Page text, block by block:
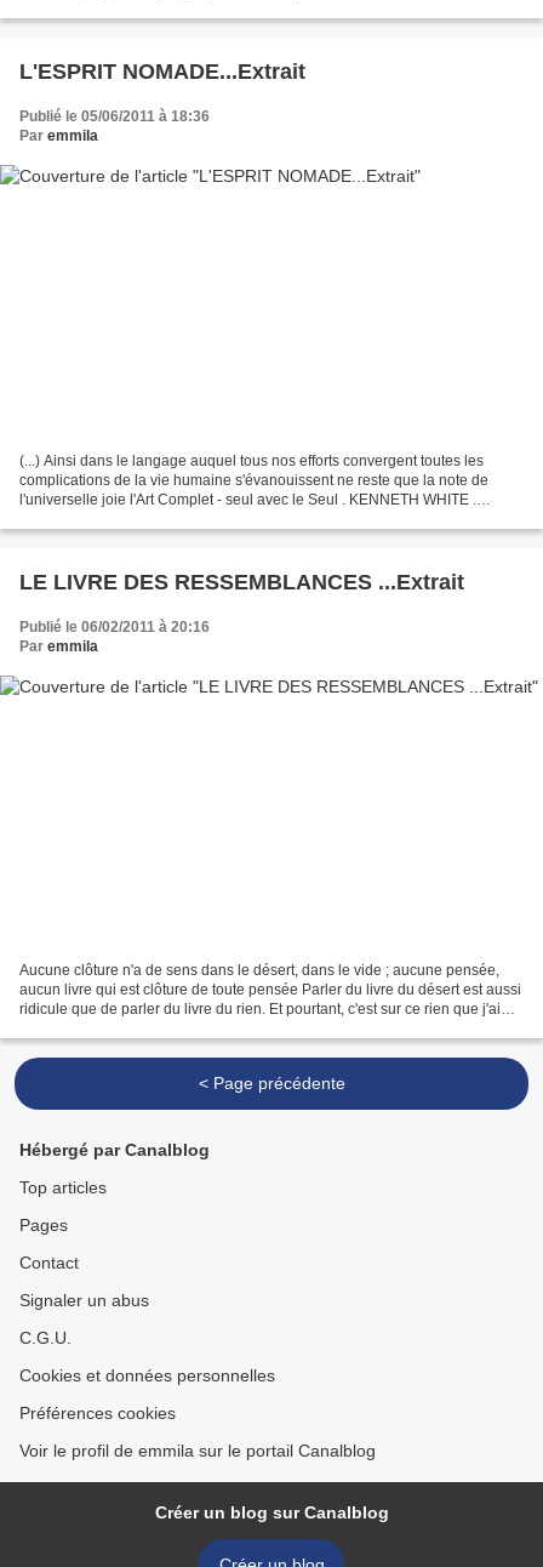
L'ESPRIT NOMADE...Extrait
Publié le 05/06/2011 à 18:36
Par emmila
(...) Ainsi dans le langage auquel tous nos efforts convergent toutes les
complications de la vie humaine s'évanouissent ne reste que la note de
l'universelle joie l'Art Complet - seul avec le Seul . KENNETH WHITE .
LE LIVRE DES RESSEMBLANCES ...Extrait
Publié le 06/02/2011 à 20:16
Par emmila
Aucune clôture n'a de sens dans le désert, dans le vide ; aucune pensée,
aucun livre qui est clôture de toute pensée Parler du livre du désert est aussi
ridicule que de parler du livre du rien. Et pourtant, c'est sur ce rien que j'ai
< Page précédente
Hébergé par Canalblog
Top articles
Pages
Contact
Signaler un abus
C.G.U.
Cookies et données personnelles
Préférences cookies
Voir le profil de emmila sur le portail Canalblog
Créer un blog sur Canalblog